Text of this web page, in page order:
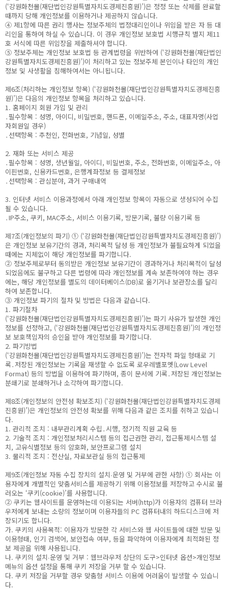
(‘강원화천몰(재단법인강원특별자치도경제진흥원)’)은 정정 또는 삭제를 완료할
때까지 당해 개인정보를 이용하거나 제공하지 않습니다.
④ 제1항에 따른 권리 행사는 정보주체의 법정대리인이나 위임을 받은 자 등 대
리인을 통하여 하실 수 있습니다. 이 경우 개인정보 보호법 시행규칙 별지 제11
호 서식에 따른 위임장을 제출하셔야 합니다.
⑤ 정보주체는 개인정보 보호법 등 관계법령을 위반하여 (‘강원화천몰(재단법인
강원특별자치도경제진흥원)’)이 처리하고 있는 정보주체 본인이나 타인의 개인
정보 및 사생활을 침해하여서는 아니됩니다.
제6조(처리하는 개인정보 항목) (‘강원화천몰(재단법인강원특별자치도경제진흥
원)’)은 다음의 개인정보 항목을 처리하고 있습니다.
1. 홈페이지 회원 가입 및 관리
․필수항목 : 성명, 아이디, 비밀번호, 핸드폰, 이메일주소, 주소, 대표자명(사업
자회원일 경우)
․선택항목 : 추천인, 전화번호, 기념일, 성별
2. 재화 또는 서비스 제공
․필수항목 : 성명, 생년월일, 아이디, 비밀번호, 주소, 전화번호, 이메일주소, 아
이핀번호, 신용카드번호, 은행계좌정보 등 결제정보
․선택항목 : 관심분야, 과거 구매내역
3. 인터넷 서비스 이용과정에서 아래 개인정보 항목이 자동으로 생성되어 수집
될 수 있습니다.
․IP주소, 쿠키, MAC주소, 서비스 이용기록, 방문기록, 불량 이용기록 등
제7조(개인정보의 파기) ① (‘강원화천몰(재단법인강원특별자치도경제진흥원)’)
은 개인정보 보유기간의 경과, 처리목적 달성 등 개인정보가 불필요하게 되었을
때에는 지체없이 해당 개인정보를 파기합니다.
② 정보주체로부터 동의받은 개인정보 보유기간이 경과하거나 처리목적이 달성
되었음에도 불구하고 다른 법령에 따라 개인정보를 계속 보존하여야 하는 경우
에는, 해당 개인정보를 별도의 데이터베이스(DB)로 옮기거나 보관장소를 달리
하여 보존합니다.
③ 개인정보 파기의 절차 및 방법은 다음과 같습니다.
1. 파기절차
(‘강원화천몰(재단법인강원특별자치도경제진흥원)’)는 파기 사유가 발생한 개인
정보를 선정하고, (‘강원화천몰(재단법인강원특별자치도경제진흥원)’)의 개인정
보 보호책임자의 승인을 받아 개인정보를 파기합니다.
2. 파기방법
(‘강원화천몰(재단법인강원특별자치도경제진흥원)’)는 전자적 파일 형태로 기
록․저장된 개인정보는 기록을 재생할 수 없도록 로우레밸포멧(Low Level
Format) 등의 방법을 이용하여 파기하며, 종이 문서에 기록․저장된 개인정보는
분쇄기로 분쇄하거나 소각하여 파기합니다.
제8조(개인정보의 안전성 확보조치) (‘강원화천몰(재단법인강원특별자치도경제
진흥원)’)은 개인정보의 안전성 확보를 위해 다음과 같은 조치를 취하고 있습니
다.
1. 관리적 조치 : 내부관리계획 수립․시행, 정기적 직원 교육 등
2. 기술적 조치 : 개인정보처리시스템 등의 접근권한 관리, 접근통제시스템 설
치, 고유식별정보 등의 암호화, 보안프로그램 설치
3. 물리적 조치 : 전산실, 자료보관실 등의 접근통제
제9조(개인정보 자동 수집 장치의 설치∙운영 및 거부에 관한 사항) ① 회사는 이
용자에게 개별적인 맞춤서비스를 제공하기 위해 이용정보를 저장하고 수시로 불
러오는 ‘쿠키(cookie)’를 사용합니다.
② 쿠키는 웹사이트를 운영하는데 이용되는 서버(http)가 이용자의 컴퓨터 브라
우저에게 보내는 소량의 정보이며 이용자들의 PC 컴퓨터내의 하드디스크에 저
장되기도 합니다.
가. 쿠키의 사용목적: 이용자가 방문한 각 서비스와 웹 사이트들에 대한 방문 및
이용형태, 인기 검색어, 보안접속 여부, 등을 파악하여 이용자에게 최적화된 정
보 제공을 위해 사용됩니다.
나. 쿠키의 설치∙운영 및 거부 : 웹브라우저 상단의 도구>인터넷 옵션>개인정보
메뉴의 옵션 설정을 통해 쿠키 저장을 거부 할 수 있습니다.
다. 쿠키 저장을 거부할 경우 맞춤형 서비스 이용에 어려움이 발생할 수 있습니
다.